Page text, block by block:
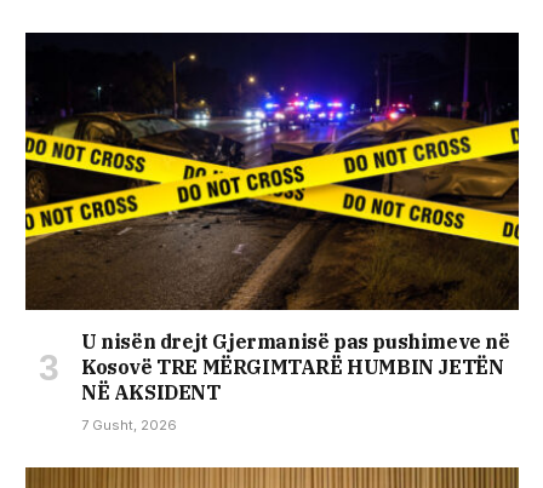
U nisën drejt Gjermanisë pas pushimeve në
Kosovë TRE MËRGIMTARË HUMBIN JETËN
NË AKSIDENT
7 Gusht, 2026